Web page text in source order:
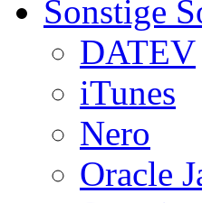
Sonstige
DATEV
iTunes
Nero
Oracle